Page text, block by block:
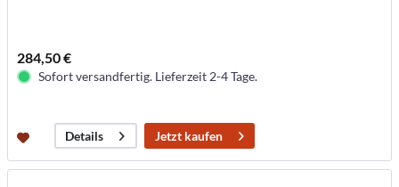
284,50 €
Sofort versandfertig. Lieferzeit 2-4 Tage.
Details Jetzt kaufen